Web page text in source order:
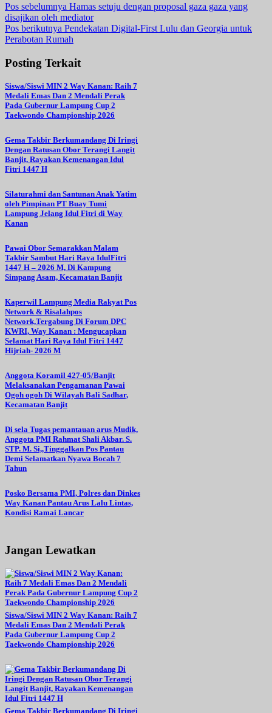
Navigasi
pos
Pos sebelumnya Hamas setuju dengan proposal gaza gaza yang
disajikan oleh mediator
Pos berikutnya Pendekatan Digital-First Lulu dan Georgia untuk
Perabotan Rumah
Posting Terkait
Siswa/Siswi MIN 2 Way Kanan: Raih 7
Medali Emas Dan 2 Mendali Perak
Pada Gubernur Lampung Cup 2
Taekwondo Championship 2026
Gema Takbir Berkumandang Di Iringi
Dengan Ratusan Obor Terangi Langit
Banjit, Rayakan Kemenangan Idul
Fitri 1447 H
Silaturahmi dan Santunan Anak Yatim
oleh Pimpinan PT Buay Tumi
Lampung Jelang Idul Fitri di Way
Kanan
Pawai Obor Semarakkan Malam
Takbir Sambut Hari Raya IdulFitri
1447 H – 2026 M, Di Kampung
Simpang Asam, Kecamatan Banjit
Kaperwil Lampung Media Rakyat Pos
Network & Risalahpos
Network,Tergabung Di Forum DPC
KWRI, Way Kanan : Mengucapkan
Selamat Hari Raya Idul Fitri 1447
Hijriah- 2026 M
Anggota Koramil 427-05/Banjit
Melaksanakan Pengamanan Pawai
Ogoh ogoh Di Wilayah Bali Sadhar,
Kecamatan Banjit
Di sela Tugas pemantauan arus Mudik,
Anggota PMI Rahmat Shali Akbar. S.
STP. M. Si,,Tinggalkan Pos Pantau
Demi Selamatkan Nyawa Bocah 7
Tahun
Posko Bersama PMI, Polres dan Dinkes
Way Kanan Pantau Arus Lalu Lintas,
Kondisi Ramai Lancar
Jangan Lewatkan
Siswa/Siswi MIN 2 Way Kanan: Raih 7
Medali Emas Dan 2 Mendali Perak
Pada Gubernur Lampung Cup 2
Taekwondo Championship 2026
Gema Takbir Berkumandang Di Iringi